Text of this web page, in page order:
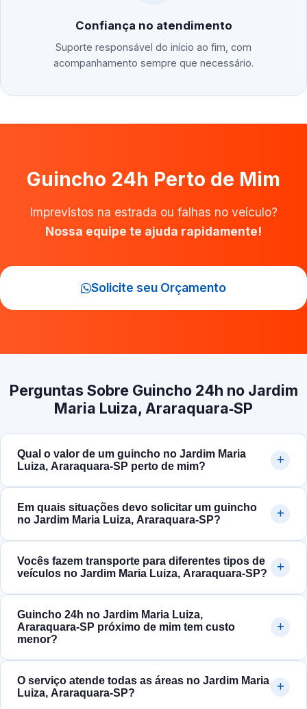
Confiança no atendimento
Suporte responsável do início ao fim, com
acompanhamento sempre que necessário.
Guincho 24h Perto de Mim
Imprevistos na estrada ou falhas no veículo?
Nossa equipe te ajuda rapidamente!
Solicite seu Orçamento
Perguntas Sobre Guincho 24h no Jardim
Maria Luiza, Araraquara‑SP
Qual o valor de um guincho no Jardim Maria
Luiza, Araraquara‑SP perto de mim?
Em quais situações devo solicitar um guincho
no Jardim Maria Luiza, Araraquara‑SP?
Vocês fazem transporte para diferentes tipos de
veículos no Jardim Maria Luiza, Araraquara‑SP?
Guincho 24h no Jardim Maria Luiza,
Araraquara‑SP próximo de mim tem custo
menor?
O serviço atende todas as áreas no Jardim Maria
Luiza, Araraquara‑SP?